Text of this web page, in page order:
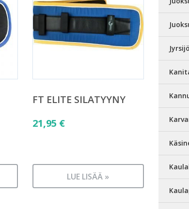
FT ELITE SILATYYNY
21,95 €
LUE LISÄÄ »